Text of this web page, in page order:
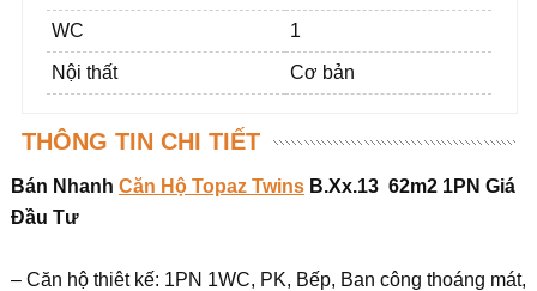
WC 1
Nội thất Cơ bản
THÔNG TIN CHI TIẾT
Bán Nhanh Căn Hộ Topaz TwinsB.Xx.13 62m2 1PN Giá
Đầu Tư
– Căn hộ thiêt kế: 1PN 1WC, PK, Bếp, Ban công thoáng mát,